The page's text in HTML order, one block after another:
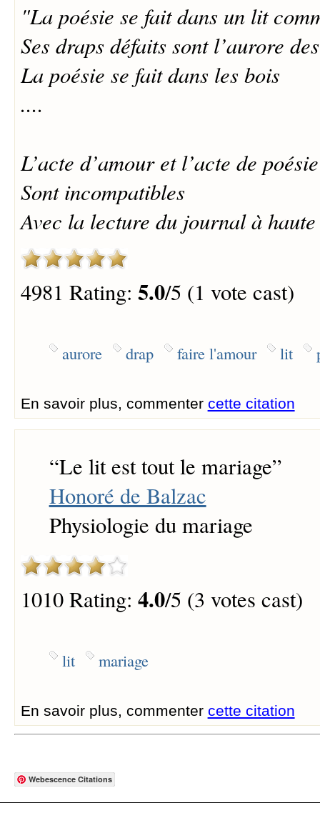
"La poésie se fait dans un lit
Ses draps défaits sont l’aurore
La poésie se fait dans les bois
....
L’acte d’amour et l’acte de poésie
Sont incompatibles
Avec la lecture du journal à
4981 Rating: 5.0/5 (1 vote cast)
aurore drap faire l'amour lit
En savoir plus, commenter cette citation
“Le lit est tout le mariage”
Honoré de Balzac
Physiologie du mariage
1010 Rating: 4.0/5 (3 votes cast)
lit mariage
En savoir plus, commenter cette citation
Webescence Citations